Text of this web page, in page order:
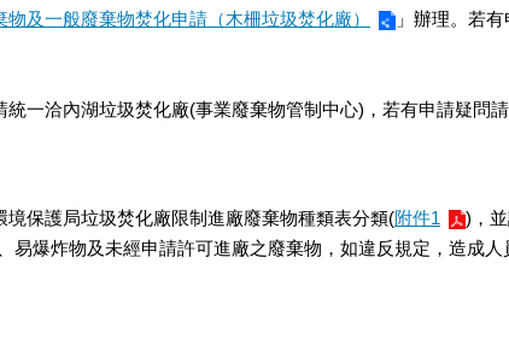
及一般廢棄物焚化申請（木柵垃圾焚化廠）
」辦理。若
一洽內湖垃圾焚化廠(事業廢棄物管制中心)，若有申請疑問
境保護局垃圾焚化廠限制進廠廢棄物種類表分類(附件1 )，
易爆炸物及未經申請許可進廠之廢棄物，如違反規定，造成人